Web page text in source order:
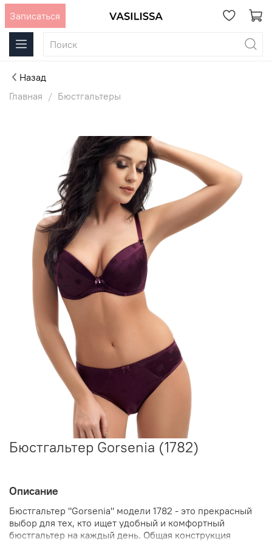
Записаться
Назад
Главная
Бюстгальтеры
Бюстгальтер Gorsenia (1782)
Описание
Бюстгальтер "Gorsenia" модели 1782 - это прекрасный
выбор для тех, кто ищет удобный и комфортный
бюстгальтер на каждый день. Общая конструкция